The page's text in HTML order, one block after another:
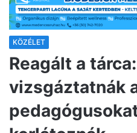
KÖZÉLET
Reagált a
vizsgáztatnák